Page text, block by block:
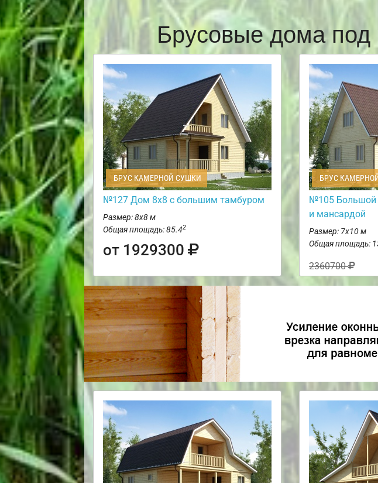
Брусовые дома
БРУС КАМЕРНОЙ СУШКИ
№127 Дом 8х8 с большим тамбуром
Размер: 8х8 м
Общая площадь: 85.42
от 1929300
БРУС
№105 Большой
и мансардой
Размер: 7х10 м
Общая площадь:
2360700